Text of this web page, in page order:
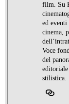
film. Su
ed
cinema,
Voce
del
stilistica.